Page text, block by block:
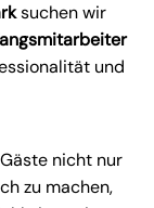
suchen wir
und
nicht nur
zu machen,